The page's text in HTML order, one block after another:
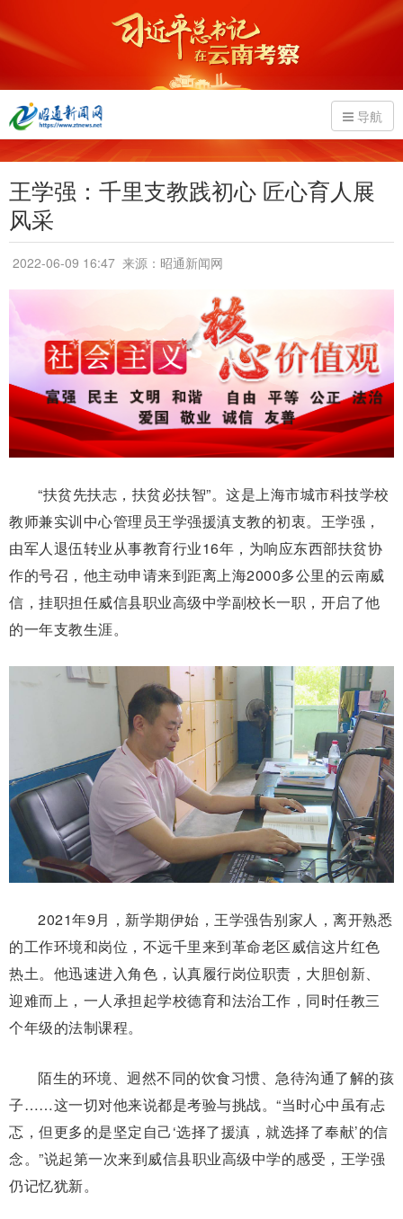
导航
王学强：千里支教践初心 匠心育人展
风采
2022-06-09 16:47 来源：昭通新闻网
“扶贫先扶志，扶贫必扶智”。这是上海市城市科技学校
教师兼实训中心管理员王学强援滇支教的初衷。王学强，
由军人退伍转业从事教育行业16年，为响应东西部扶贫协
作的号召，他主动申请来到距离上海2000多公里的云南威
信，挂职担任威信县职业高级中学副校长一职，开启了他
的一年支教生涯。
2021年9月，新学期伊始，王学强告别家人，离开熟悉
的工作环境和岗位，不远千里来到革命老区威信这片红色
热土。他迅速进入角色，认真履行岗位职责，大胆创新、
迎难而上，一人承担起学校德育和法治工作，同时任教三
个年级的法制课程。
陌生的环境、迥然不同的饮食习惯、急待沟通了解的孩
子……这一切对他来说都是考验与挑战。“当时心中虽有忐
忑，但更多的是坚定自己‘选择了援滇，就选择了奉献’的信
念。”说起第一次来到威信县职业高级中学的感受，王学强
仍记忆犹新。